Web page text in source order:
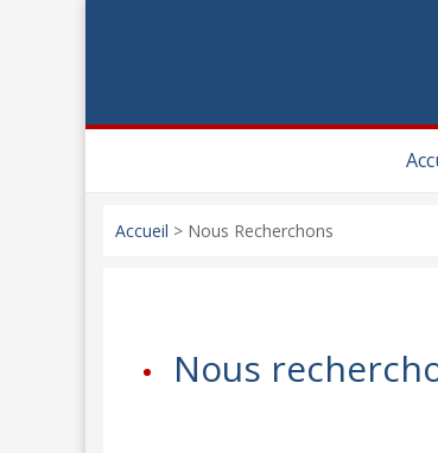
Accueil > Nous Recherchons
Nous